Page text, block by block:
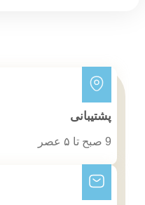
پشتیبانی
9 صبح تا ۵ عصر